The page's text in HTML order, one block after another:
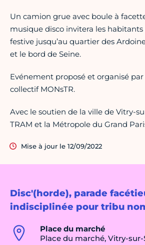
Disc'(horde), parade
indisciplinée pour tribu
Place du marché
Place du marché, Vitry-sur-
Un camion grue avec boule à
musique disco invitera les habitants
festive jusqu’au quartier des
et le bord de Seine.​
Evénement proposé et organisé
collectif MONsTR.
Avec le soutien de la ville de Vitry-
TRAM et la Métropole du Grand
Mise à jour le 12/09/2022